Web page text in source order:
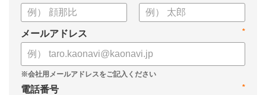
*
メールアドレス
*
電話番号